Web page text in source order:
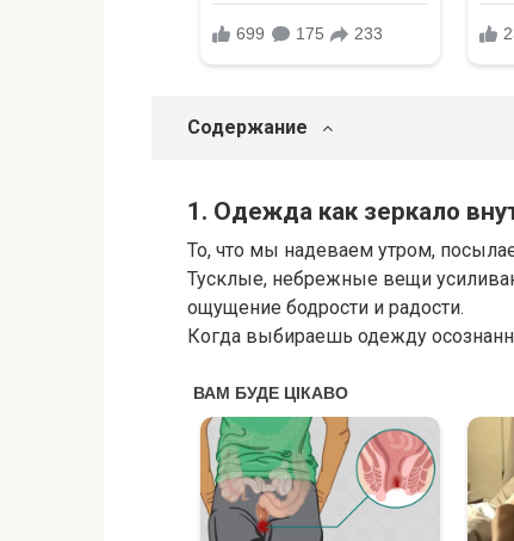
Содержание
1. Одежда как зеркало
То, что мы надеваем утром,
Тусклые, небрежные вещи
ощущение бодрости и радости.
Когда выбираешь одежду